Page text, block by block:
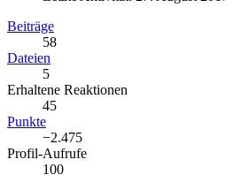
Beiträge
58
Dateien
5
Erhaltene Reaktionen
45
Punkte
−2.475
Profil-Aufrufe
100